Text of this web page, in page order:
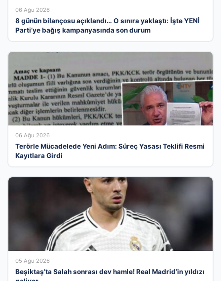
06 Ağu 2026
8 günün bilançosu açıklandı… O sınıra yaklaştı: İşte YENİ
Parti’ye bağış kampanyasında son durum
06 Ağu 2026
Terörle Mücadelede Yeni Adım: Süreç Yasası Teklifi Resmi
Kayıtlara Girdi
05 Ağu 2026
Beşiktaş’ta Salah sonrası dev hamle! Real Madrid’in yıldızı